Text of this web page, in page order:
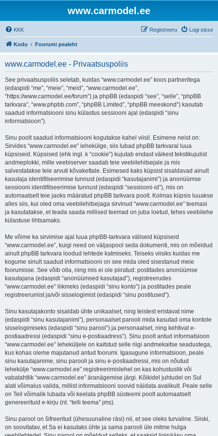
www.carmodel.ee
KKK Logi sisse
Registreeru
Kodu Foorumi pealeht
www.carmodel.ee - Privaatsuspoliis
See privaatsuspoliis seletab, kuidas “www.carmodel.ee” koos partneritega
(edaspidi “me”, “meie”, “meid”, “www.carmodel.ee”,
“https://www.carmodel.ee/forum”) ja phpBB (edaspidi “see”, “selle”, “phpBB
tarkvara”, “www.phpbb.com”, “phpBB Limited”, “phpBB meeskond”) kasutab
saadud informatsiooni sinu külastus sessiooni ajal (edaspidi “sinu
informatsioon”).
Sinu poolt saadud informatsiooni kogutakse kahel viisil. Esimene neist on:
Sirvides “www.carmodel.ee” lehekülge, siis lubad phpBB tarkvaral luua
küpsiseid. Küpsised (ehk ingl. k “cookie”) kujutab endast väikest tekstikujulist
andmeplokki, mille veebiserver saadab teie veebilehitsejale ja mis
salvestatakse teie arvuti kõvakettale. Esimesed kaks küpsist sisaldavad ainult
kasutaja identifitseerimise tunnust (edaspidi “kasutajanimi”) ja anonüümse
sessiooni identifitseerimise tunnust (edaspidi “sessiooni-id”), mis on
automaatselt teie jaoks määratud phpBB tarkvara poolt. Kolmas küpsis luuakse
alles siis, kui oled oma veebilehitsejaga sirvinud “www.carmodel.ee” teemasi
ja kasutatakse, et teada saada millised teemad on juba loetud, tehes veebilehe
külastuse lihtsamaks.
Me võime ka sirvimise ajal luua phpBB-tarkvara väliseid küpsiseid
“www.carmodel.ee”, kuigi need on väljaspool seda dokumenti, mis on mõeldud
ainult phpBB tarkvara loodud lehtede katmiseks. Teiseks viisiks kuidas me
kogume sinult saadud informatsiooni on see mida oled sisestanud meie
foorumisse. See võib olla, ning mis ei ole piiratud: postitades anonüümse
kasutajana (edaspidi “anonüümsed kasutajad”), registreerudes
“www.carmodel.ee” liikmeks (edaspidi “sinu konto”) ja postitades peale
registreerumist ja/või sisselogimist (edaspidi “sinu postitused”).
Sinu kasutajakonto sisaldab ühte unikaalset, ning teistest eristavat nime
(edaspidi “sinu kasutajanimi”), personaalset parooli mida kasutad oma kontole
sisselogimiseks (edaspidi “sinu parool”) ja personaalset, ning kehtivat e-
postiaadressi (edaspidi “sinu e-postiaadress”). Sinu poolt antud informatsioon
“www.carmodel.ee” leheküljele on kaitstud selle riigi andmekaitse seadustega,
kus kohas oleme majutanud antud foorumi. Igasugune informatsioon, peale
sinu kasutajanime, sinu parooli ja sinu e-postiaadressi, mis on nõutud
lehekülje “www.carmodel.ee” registreerimislehel on kas kohustuslik või
vabatahtlik “www.carmodel.ee” äranägemise järgi. Kõikidel juhtudel on Sul
alati võimalus valida, millist informatsiooni soovid näidata avalikult. Peale selle
on Teil võimalik lubada või keelata phpBB süsteemi poolt automaatselt
genereerituid e-kirju (nt. “telli teema” jms).
Sinu parool on šifreeritud (ühesuunaline räsi) nii, et see oleks turvaline. Siiski,
on soovitatav, et Sa ei kasutaks ühte ja sama parooli üle mitme hulga